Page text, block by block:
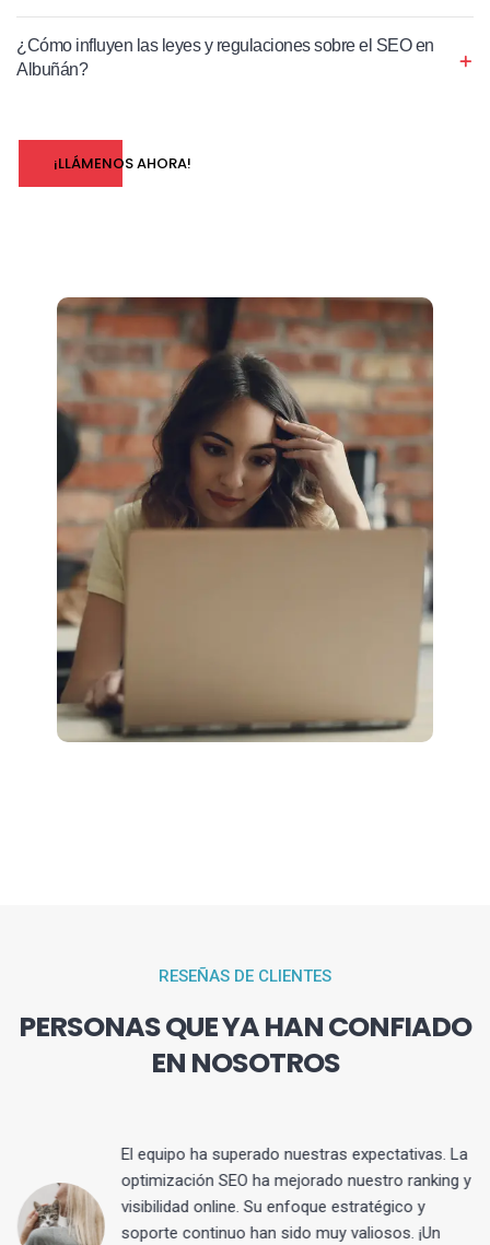
¿Cómo influyen las leyes y regulaciones sobre el SEO en
Albuñán?
¡LLÁMENOS AHORA!
RESEÑAS DE CLIENTES
PERSONAS QUE YA HAN CONFIADO
EN NOSOTROS
El equipo ha superado nuestras expectativas. La
optimización SEO ha mejorado nuestro ranking y
visibilidad online. Su enfoque estratégico y
soporte continuo han sido muy valiosos. ¡Un